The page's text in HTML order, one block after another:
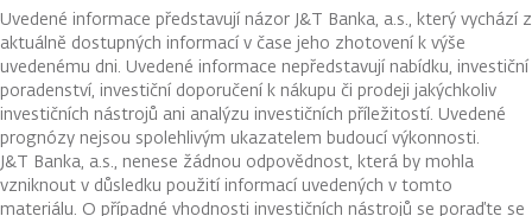
Uvedené informace představují názor J&T Banka, a.s., který vychází z
aktuálně dostupných informací v čase jeho zhotovení k výše
uvedenému dni. Uvedené informace nepředstavují nabídku, investiční
poradenství, investiční doporučení k nákupu či prodeji jakýchkoliv
investičních nástrojů ani analýzu investičních příležitostí. Uvedené
prognózy nejsou spolehlivým ukazatelem budoucí výkonnosti.
J&T Banka, a.s., nenese žádnou odpovědnost, která by mohla
vzniknout v důsledku použití informací uvedených v tomto
materiálu. O případné vhodnosti investičních nástrojů se poraďte se